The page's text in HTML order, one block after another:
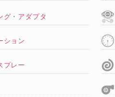
グ・アダプタ
ション
プレー